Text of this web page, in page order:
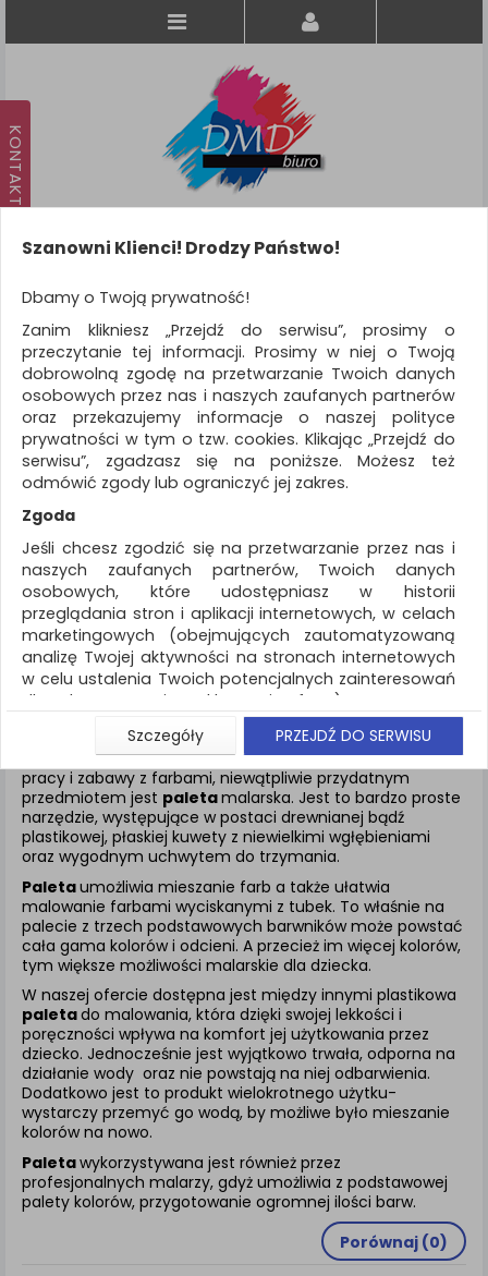
KATEGORIE
WSZYSTKIE KATEGORIE
FILTRY
REKLAMA
AKTUALNOŚCI
Artykuły szkolne Paleta
ZNALEZIONYCH PRODUKTÓW: 1
PALETA
Spośród wielu akcesoriów potrzebnych dziecku podczas
pracy i zabawy z farbami, niewątpliwie przydatnym
przedmiotem jest paletamalarska. Jest to bardzo proste
narzędzie, występujące w postaci drewnianej bądź
plastikowej, płaskiej kuwety z niewielkimi wgłębieniami
oraz wygodnym uchwytem do trzymania.
Paletaumożliwia mieszanie farb a także ułatwia
malowanie farbami wyciskanymi z tubek. To właśnie na
palecie z trzech podstawowych barwników może powstać
cała gama kolorów i odcieni. A przecież im więcej kolorów,
tym większe możliwości malarskie dla dziecka.
W naszej ofercie dostępna jest między innymi plastikowa
paletado malowania, która dzięki swojej lekkości i
poręczności wpływa na komfort jej użytkowania przez
dziecko. Jednocześnie jest wyjątkowo trwała, odporna na
działanie wody oraz nie powstają na niej odbarwienia.
Dodatkowo jest to produkt wielokrotnego użytku-
wystarczy przemyć go wodą, by możliwe było mieszanie
kolorów na nowo.
Paletawykorzystywana jest również przez
profesjonalnych malarzy, gdyż umożliwia z podstawowej
palety kolorów, przygotowanie ogromnej ilości barw.
Porównaj (0)
Szanowni Klienci! Drodzy Państwo!
Dbamy o Twoją prywatność!
Zanim klikniesz „Przejdź do serwisu”, prosimy o
przeczytanie tej informacji. Prosimy w niej o Twoją
dobrowolną zgodę na przetwarzanie Twoich danych
osobowych przez nas i naszych zaufanych partnerów
oraz przekazujemy informacje o naszej polityce
prywatności w tym o tzw. cookies. Klikając „Przejdź do
serwisu”, zgadzasz się na poniższe. Możesz też
odmówić zgody lub ograniczyć jej zakres.
Zgoda
Jeśli chcesz zgodzić się na przetwarzanie przez nas i
naszych zaufanych partnerów, Twoich danych
osobowych, które udostępniasz w historii
przeglądania stron i aplikacji internetowych, w celach
marketingowych (obejmujących zautomatyzowaną
analizę Twojej aktywności na stronach internetowych
w celu ustalenia Twoich potencjalnych zainteresowań
dla dostosowania reklamy i oferty), w tym na
umieszczanie tzw. cookies na Twoich urządzeniach i
ich odczytywanie, kliknij przycisk „Przejdź do serwisu”.
Jeśli nie chcesz wyrazić zgody lub ograniczyć jej
zakres, kliknij „Szczegóły”, gdzie znajdziesz wszelkie
informacje o tym jak to zrobić . Te same informacje
znajdziesz także na podstronie z naszą polityką
prywatności obowiązującą od 25 maja 2018.
W przypadku użytkowników zalogowanych, aby
umożliwić prawidłową realizację Umowy z Państwem i
związane z tym prawidłowe działanie naszej strony
www, a w szczególności np. wysłanie potwierdzenia
zamówienia na Państwa email lub wyświetlenie
Państwu prawidłowych informacji o promocjach czy
cenach indywidualnych, ważna jest Państwa
wcześniejsza zgoda której udzieliliście podczas
zakładania konta.
Każda Państwa zgoda jest dobrowolna i można ją w
dowolnym momencie wycofać.
Polityka prywatności (rozwiń)
Klauzula Informacyjna (rozwiń)
Lista Zaufanych Partnerów (rozwiń)
Szczegóły PRZEJDŹ DO SERWISU